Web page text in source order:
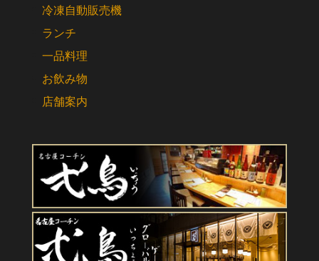
冷凍自動販売機
ランチ
一品料理
お飲み物
店舗案内